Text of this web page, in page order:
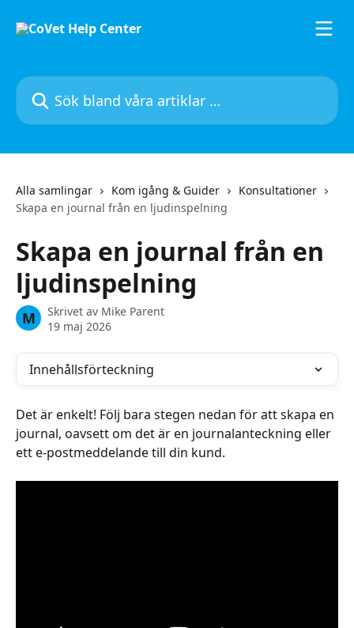
Sök bland våra artiklar …
Alla samlingar Kom igång & Guider
Konsultationer
Skapa en journal från en ljudinspelning
Skapa en journal från en
ljudinspelning
M Skrivet av Mike Parent
19 maj 2026
Innehållsförteckning
Det är enkelt! Följ bara stegen nedan för att skapa en
journal, oavsett om det är en journalanteckning eller
ett e-postmeddelande till din kund.